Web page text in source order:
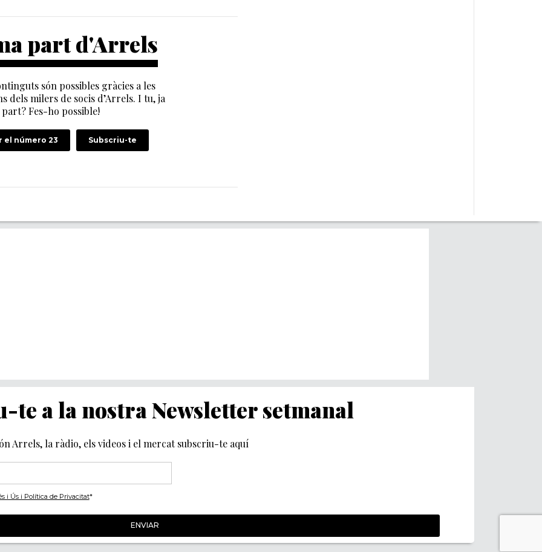
part d'Arrels
són possibles gràcies a les
dels milers de socis d’Arrels. I tu, ja
Fes-ho possible!
el número 23 Subscriu-te
te a la nostra Newsletter setmanal
Arrels, la ràdio, els videos i el mercat subscriu-te aquí
i Ús i Política de Privacitat*